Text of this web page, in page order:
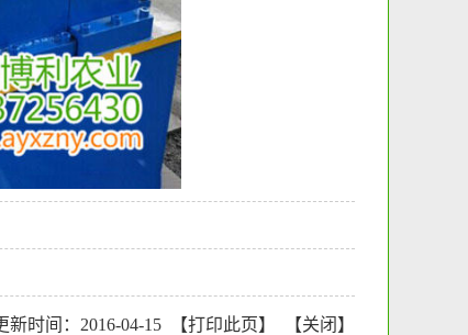
新时间：2016-04-15 【打印此页】 【关闭 】